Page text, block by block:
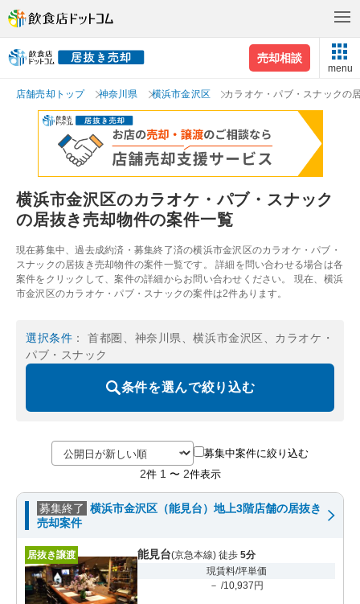
売却相談
menu
店舗売却トップ 神奈川県 横浜市金沢区 カラオケ・パブ・スナックの
横浜市金沢区のカラオケ・パブ・スナック
の居抜き売却物件の案件一覧
現在募集中、過去成約済・募集終了済の横浜市金沢区のカラオケ・パブ・
スナックの居抜き売却物件の案件一覧です。 詳細を問い合わせる場合は各
案件をクリックして、案件の詳細からお問い合わせください。 現在、横浜
市金沢区のカラオケ・パブ・スナックの案件は2件あります。
選択条件 ： 首都圏、神奈川県、横浜市金沢区、カラオケ・
パブ・スナック
条件を選んで絞り込む
募集中案件に絞り込む
2件 1 〜 2件表示
募集終了 横浜市金沢区（能見台）地上3階店舗の居抜き
売却案件
居抜き譲渡 能見台(京急本線) 徒歩 5分
現賃料/坪単価
－ /10,937円